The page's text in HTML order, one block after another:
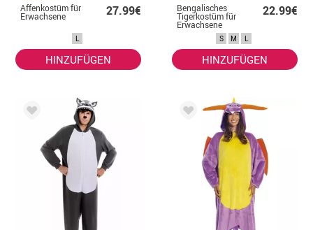
Affenkostüm für
Erwachsene 27.99€
L
HINZUFÜGEN
Bengalisches
Tigerkostüm für
Erwachsene
22.99€
S M L
HINZUFÜGEN